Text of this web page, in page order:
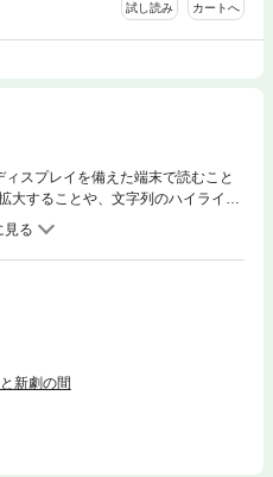
試し読み カートへ
スプレイを備えた端末で読むこと
大することや、文字列のハイライ
能が使用できません。大衆の心性に
よく伝える、新派、新国劇、宝塚、
まな分野の演劇は、歌舞伎の変容や
。また、劇場の明りや匂いなどか
新劇の間